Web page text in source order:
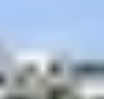
à l’échelle